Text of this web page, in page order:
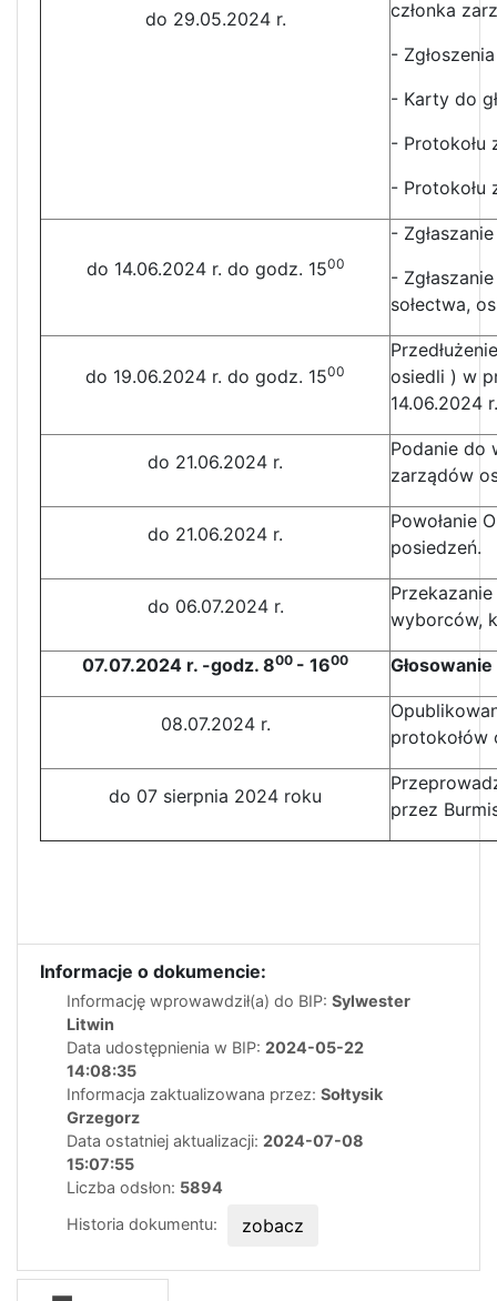
do 29.05.2024 r.
członka
-
- Karty do
- Protokołu
- Protokołu
do 14.06.2024 r. do godz. 1500
-
-
sołectwa,
do 19.06.2024 r. do godz. 1500
osiedli ) w
14.06.2024 r.
do 21.06.2024 r.
Podanie do
zarządów
do 21.06.2024 r.
Powołanie
posiedzeń.
do 06.07.2024 r.
wyborców,
07.07.2024 r. -godz. 800 - 1600 Głosowanie
08.07.2024 r.
protokołów
do 07 sierpnia 2024 roku
przez
Informacje o dokumencie:
Informację wprowawdził(a) do BIP: Sylwester
Litwin
Data udostępnienia w BIP: 2024-05-22
14:08:35
Informacja zaktualizowana przez: Sołtysik
Grzegorz
Data ostatniej aktualizacji: 2024-07-08
15:07:55
Liczba odsłon: 5894
Historia dokumentu:
zobacz